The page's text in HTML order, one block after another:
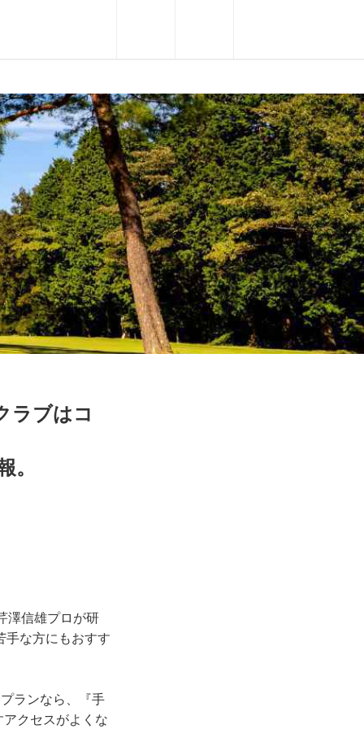
ラブはコ
。
澤信雄プロが研
手な方にもおすす
ランなら、『手
クセスがよくな